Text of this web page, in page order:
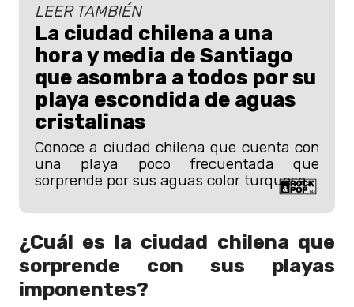
LEER TAMBIÉN
La ciudad chilena a una
hora y media de Santiago
que asombra a todos por su
playa escondida de aguas
cristalinas
Conoce a ciudad chilena que cuenta con
una playa poco frecuentada que
sorprende por sus aguas color turquesa.
¿Cuál es la ciudad chilena que
sorprende con sus playas
imponentes?